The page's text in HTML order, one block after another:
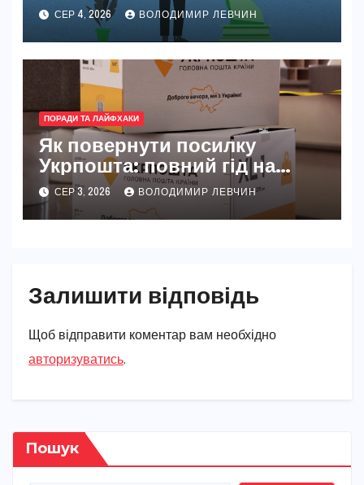
СЕР 4, 2026 ВОЛОДИМИР ЛЕВЧИН
ПОРАДИ ТА ЛАЙФХАКИ
Як повернути посилку
Укрпошта: повний гід на
2026 рік
СЕР 3, 2026 ВОЛОДИМИР ЛЕВЧИН
Залишити відповідь
Щоб відправити коментар вам необхідно
авторизуватись.
Пошук